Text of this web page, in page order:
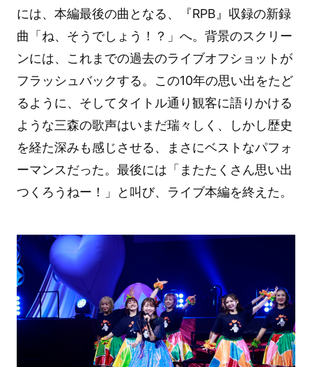
には、本編最後の曲となる、『RPB』収録の新録
曲「ね、そうでしょう！？」へ。背景のスクリー
ンには、これまでの過去のライブオフショットが
フラッシュバックする。この10年の思い出をたど
るように、そしてタイトル通り観客に語りかける
ような三森の歌声はいまだ瑞々しく、しかし歴史
を経た深みも感じさせる、まさにベストなパフォ
ーマンスだった。最後には「またたくさん思い出
つくろうねー！」と叫び、ライブ本編を終えた。